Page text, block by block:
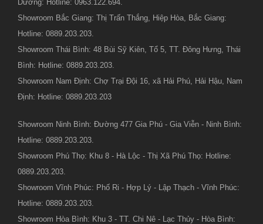
Dương: Hotline: 0963.122.694.
Showroom Bắc Giang: Thị Trấn Thắng, Hiệp Hòa, Bắc Giang:
Hotline: 0889.203.203.
Showroom Thái Bình: 48 Bùi Sỹ Kiên, Tổ 5, TT. Đông Hưng, Thái
Bình: Hotline: 0889.203.203.
Showroom Nam Định: Chợ Trại Đội 16, xã Hải Phú, Hải Hậu, Nam
Định: Hotline: 0889.203.203
Showroom Ninh Bình: Đường 477 Gia Phú - Gia Viễn - Ninh Bình:
Hotline: 0889.203.203.
Showroom Phú Thọ: Khu 8 - Hà Lộc - Thị Xã Phú Thọ: Hotline:
0889.203.203.
Showroom Vĩnh Phúc: Phố Ri - Hợp Lý - Lập Thạch - Vĩnh Phúc:
Hotline: 0889.203.203.
Showroom Hòa Bình: Khu 3 - TT. Chi Nê - Lạc Thủy - Hòa Bình: